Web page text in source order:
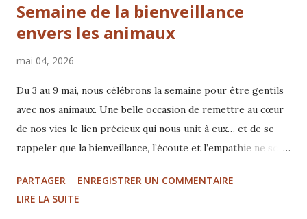
Semaine de la bienveillance
envers les animaux
mai 04, 2026
Du 3 au 9 mai, nous célébrons la semaine pour être gentils
avec nos animaux. Une belle occasion de remettre au cœur
de nos vies le lien précieux qui nous unit à eux… et de se
rappeler que la bienveillance, l’écoute et l’empathie ne sont
c’est une évidence. C’est même la base de tout ce que nous
faisons. Mais dans la réalité, beaucoup d’animaux vivent
PARTAGER
ENREGISTRER UN COMMENTAIRE
LIRE LA SUITE